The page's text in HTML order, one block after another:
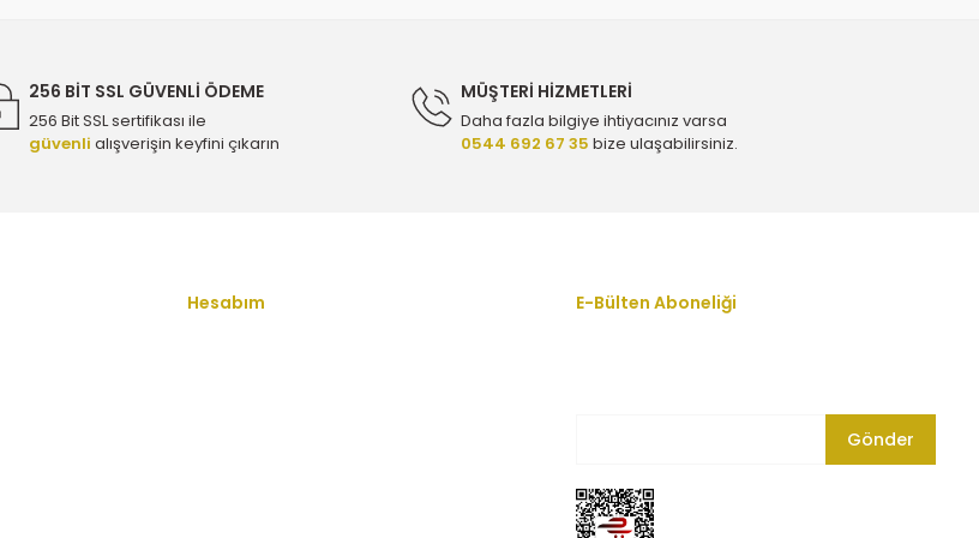
256 BİT SSL GÜVENLİ ÖDEME
256 Bit SSL sertifikası ile
güvenli alışverişin keyfini çıkarın
MÜŞTERİ HİZMETLERİ
Daha fazla bilgiye ihtiyacınız varsa
0544 692 67 35 bize ulaşabilirsiniz.
Hesabım E-Bülten Aboneliği
Gönder